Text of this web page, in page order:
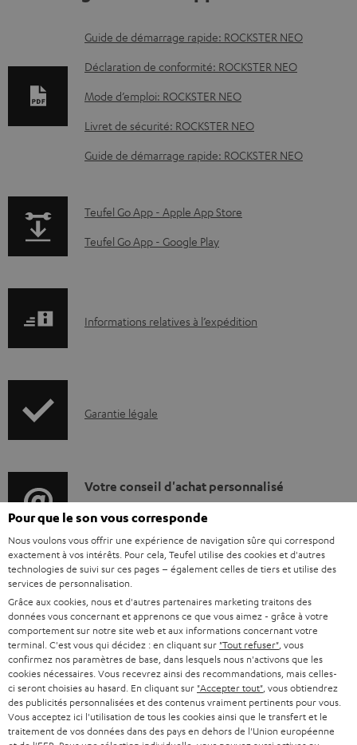
D
o
m
e
t
t
é
r
a
b
l
e
s
Guide de démarrage rapide: ROCKSTER NEO
Déclaration de conformité: ROCKSTER NEO
Mode d’emploi: ROCKSTER NEO
Livret de sécurité: ROCKSTER NEO
Guide de démarrage rapide: ROCKSTER NEO
p
a
p
d
t
.
s
u
p
p
o
r
t
.
l
i
Teufel Go App - Apple App Store
Teufel Go App - Google Play
I
r
t
i
o
n
s
r
e
l
a
t
i
Informations relatives à l’expédition
I
o
r
m
a
t
i
o
n
s
r
e
Garantie légale
D
é
t
a
i
l
s
c
o
n
t
Votre conseil d'achat personnalisé
Lundi-vendredi de 09:00 à 17:00 ; fermé le samedi,
dimanche
et jours fériés.
Support Teufel
Questions fréquemment posées
Magasin Teufel
Faites l’expérience de nos produits de près et
laissez-vous conseiller personnellement dans nos
magasins.
Vue d’ensemble
Pour que le son vous corresponde
Nous voulons vous offrir une expérience de navigation sûre qui correspond
exactement à vos intérêts. Pour cela, Teufel utilise des cookies et d'autres
technologies de suivi sur ces pages – également celles de tiers et utilise des
services de personnalisation.
Grâce aux cookies, nous et d'autres partenaires marketing traitons des
données vous concernant et apprenons ce que vous aimez - grâce à votre
comportement sur notre site web et aux informations concernant votre
terminal. C'est vous qui décidez : en cliquant sur "Tout refuser" , vous
confirmez nos paramètres de base, dans lesquels nous n'activons que les
cookies nécessaires. Vous recevrez ainsi des recommandations, mais celles-
ci seront choisies au hasard. En cliquant sur "Accepter tout" , vous obtiendrez
des publicités personnalisées et des contenus vraiment pertinents pour vous.
Vous acceptez ici l'utilisation de tous les cookies ainsi que le transfert et le
traitement de vos données dans des pays en dehors de l'Union européenne